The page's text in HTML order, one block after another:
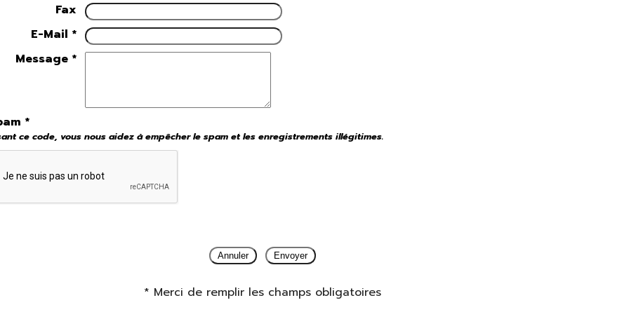
Fax
E-Mail *
Message *
*
ce code, vous nous aidez à empêcher le spam et les enregistrements illégitimes.
* Merci de remplir les champs obligatoires